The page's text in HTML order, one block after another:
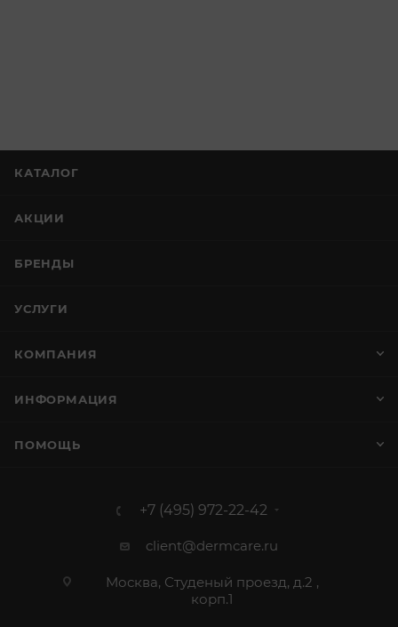
КАТАЛОГ
АКЦИИ
БРЕНДЫ
УСЛУГИ
КОМПАНИЯ
ИНФОРМАЦИЯ
ПОМОЩЬ
+7 (495) 972-22-42
client@dermcare.ru
Москва, Студеный проезд, д.2 ,
корп.1